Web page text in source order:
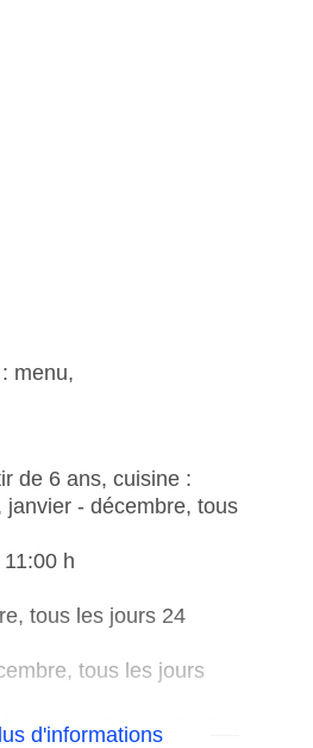
menu,
de 6 ans, cuisine :
- décembre, tous
h
tous les jours 24
tous les jours
jours 09:00 - 23:30,
d'informations